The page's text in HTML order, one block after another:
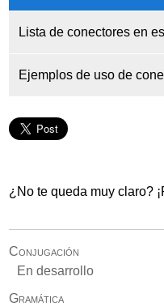
Lista de conectores en
Ejemplos de uso de
¿No te queda muy claro?
Conjugación
En desarrollo
Gramática